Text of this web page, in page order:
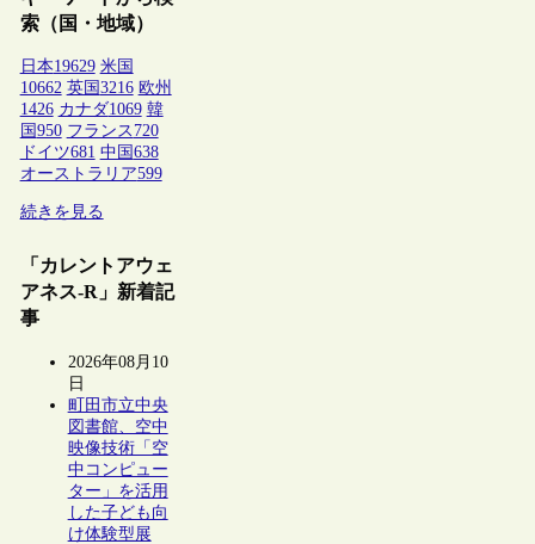
索（国・地域）
日本19629 米国
10662 英国 3216 欧州
1426 カナダ1069 韓
国 950 フランス 720
ドイツ681 中国 638
オーストラリア599
続きを見る
「カレントアウェ
アネス-R」新着記
事
2026年08月10
日
町田市立中央
図書館、空中
映像技術「空
中コンピュー
ター」を活用
した子ども向
け体験型展